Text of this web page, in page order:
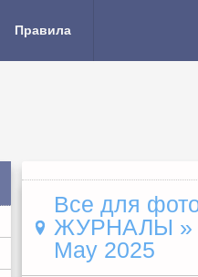
Правила
Все для
ЖУРНАЛЫ »
May 2025